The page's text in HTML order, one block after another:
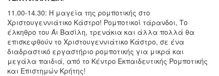
11.00-14.30: Η μαγεία της ρομποτικής στο
Χριστουγεννιάτικο Κάστρο! Ρομποτικοί τάρανδοι, Το
έλκηθρο του Άι Βασίλη, τρενάκια και άλλα πολλά θα
επισκεφθούν το Χριστουγεννιάτικο Κάστρο, σε ένα
διαδραστικό εργαστήριο ρομποτικής για μικρά και
μεγάλα παιδιά, από το Κέντρο Εκπαιδευτικής Ρομποτικής
και Επιστημών Κρήτης!